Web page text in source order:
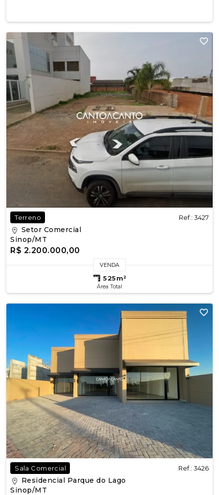
Terreno Ref.: 3427
Setor Comercial
Sinop/MT
R$ 2.200.000,00
VENDA
525m²
Área Total
Sala Comercial Ref.: 3426
Residencial Parque do Lago
Sinop/MT